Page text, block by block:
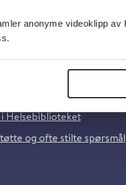
anonyme videoklipp
Helsebiblioteket
og ofte stilte spørsmål